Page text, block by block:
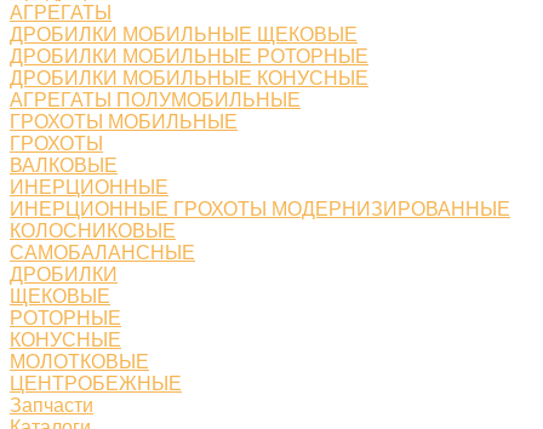
АГРЕГАТЫ
ДРОБИЛКИ МОБИЛЬНЫЕ ЩЕКОВЫЕ
ДРОБИЛКИ МОБИЛЬНЫЕ РОТОРНЫЕ
ДРОБИЛКИ МОБИЛЬНЫЕ КОНУСНЫЕ
АГРЕГАТЫ ПОЛУМОБИЛЬНЫЕ
ГРОХОТЫ МОБИЛЬНЫЕ
ГРОХОТЫ
ВАЛКОВЫЕ
ИНЕРЦИОННЫЕ
ИНЕРЦИОННЫЕ ГРОХОТЫ МОДЕРНИЗИРОВАННЫЕ
КОЛОСНИКОВЫЕ
САМОБАЛАНСНЫЕ
ДРОБИЛКИ
ЩЕКОВЫЕ
РОТОРНЫЕ
КОНУСНЫЕ
МОЛОТКОВЫЕ
ЦЕНТРОБЕЖНЫЕ
Запчасти